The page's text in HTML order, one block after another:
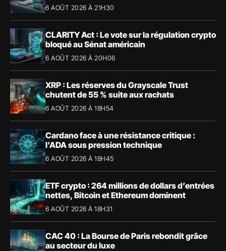
6 AOÛT 2026 À 21H30
CLARITY Act : Le vote sur la régulation crypto
bloqué au Sénat américain
6 AOÛT 2026 À 20H06
XRP : Les réserves du Grayscale Trust
chutent de 55 % suite aux rachats
6 AOÛT 2026 À 18H54
Cardano face à une résistance critique :
l’ADA sous pression technique
6 AOÛT 2026 À 18H45
ETF crypto : 264 millions de dollars d’entrées
nettes, Bitcoin et Ethereum dominent
6 AOÛT 2026 À 18H31
CAC 40 : La Bourse de Paris rebondit grâce
au secteur du luxe